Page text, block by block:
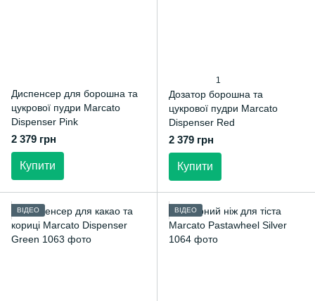
Диспенсер для борошна та
цукрової пудри Marcato
Dispenser Pink
2 379 грн
Купити
1
Дозатор борошна та
цукрової пудри Marcato
Dispenser Red
2 379 грн
Купити
ВІДЕО ВІДЕО